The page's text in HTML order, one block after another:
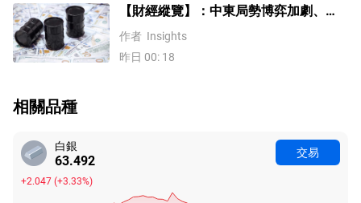
【財經縱覽】：中東局勢博弈加劇、
WTI原油漲超4%，10年期美債殖利率、
美元反彈，道指終結五連漲！
作者 Insights
昨日 00: 18
相關品種
白銀
63.492
+2.047(+3.33%)
交易